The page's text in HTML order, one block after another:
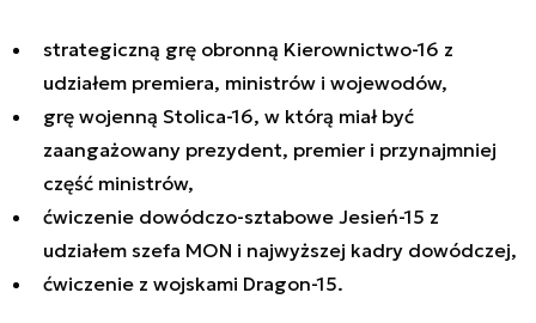
strategiczną grę obronną Kierownictwo-16 z
udziałem premiera, ministrów i wojewodów,
grę wojenną Stolica-16, w którą miał być
zaangażowany prezydent, premier i przynajmniej
część ministrów,
ćwiczenie dowódczo-sztabowe Jesień-15 z
udziałem szefa MON i najwyższej kadry dowódczej,
ćwiczenie z wojskami Dragon-15.